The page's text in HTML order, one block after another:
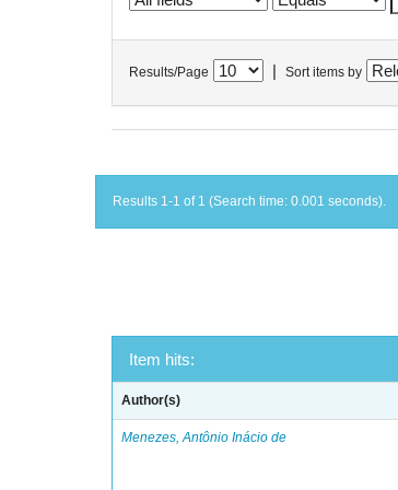
Results/Page Sort items by
Results 1-1 of 1 (Search time: 0.001 seconds).
Item hits:
Author(s)
Menezes, Antônio Inácio de